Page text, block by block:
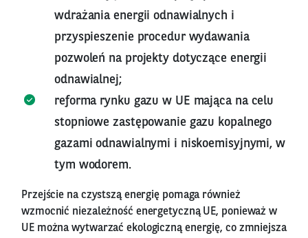
wdrażania energii odnawialnych i
przyspieszenie procedur wydawania
pozwoleń na projekty dotyczące energii
odnawialnej;
reforma rynku gazu w UE mająca na celu
stopniowe zastępowanie gazu kopalnego
gazami odnawialnymi i niskoemisyjnymi, w
tym wodorem.
Przejście na czystszą energię pomaga również
wzmocnić niezależność energetyczną UE, ponieważ w
UE można wytwarzać ekologiczną energię, co zmniejsza